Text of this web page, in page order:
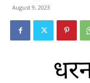
August 9, 2023